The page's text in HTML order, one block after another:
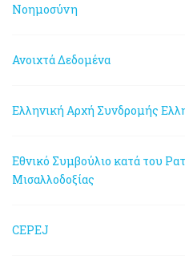
Νοημοσύνη
Ανοιχτά Δεδομένα
Ελληνική Αρχή Συνδρομής
Εθνικό Συμβούλιο κατά του
Μισαλλοδοξίας
CEPEJ